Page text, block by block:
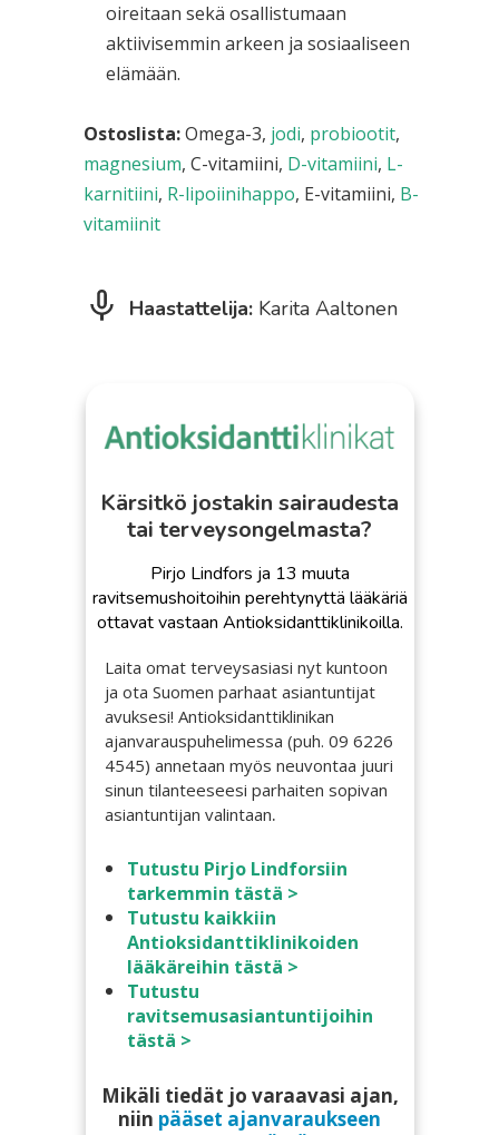
oireitaan sekä osallistumaan
aktiivisemmin arkeen ja sosiaaliseen
elämään.
Ostoslista:Omega-3, jodi, probiootit,
magnesium, C-vitamiini, D-vitamiini, L-
karnitiini, R-lipoiinihappo, E-vitamiini, B-
vitamiinit
Haastattelija: Karita Aaltonen
Kärsitkö jostakin sairaudesta
tai terveysongelmasta?
Pirjo Lindfors ja 13 muuta
ravitsemushoitoihin perehtynyttä lääkäriä
ottavat vastaan Antioksidanttiklinikoilla.
Laita omat terveysasiasi nyt kuntoon
ja ota Suomen parhaat asiantuntijat
avuksesi! Antioksidanttiklinikan
ajanvarauspuhelimessa (puh. 09 6226
4545) annetaan myös neuvontaa juuri
sinun tilanteeseesi parhaiten sopivan
asiantuntijan valintaan.
Tutustu Pirjo Lindforsiin
tarkemmin tästä >
Tutustu kaikkiin
Antioksidanttiklinikoiden
lääkäreihin tästä >
Tutustu
ravitsemusasiantuntijoihin
tästä >
Mikäli tiedät jo varaavasi ajan,
niin pääset ajanvaraukseen